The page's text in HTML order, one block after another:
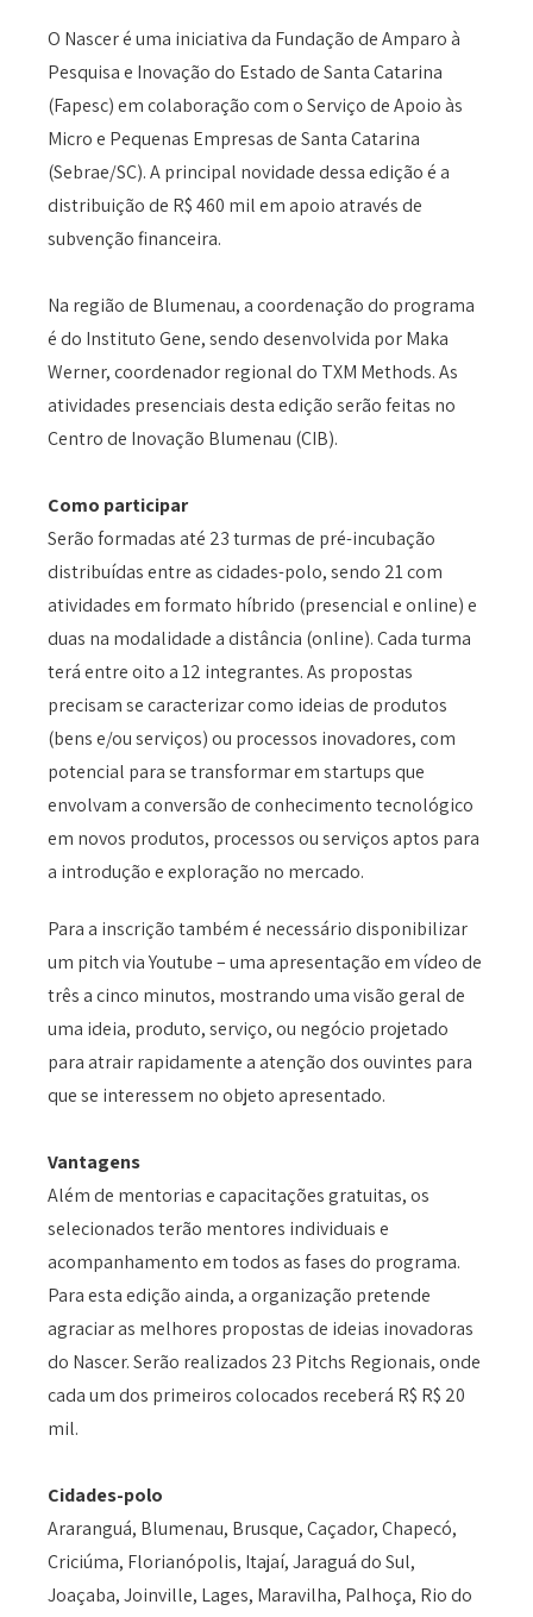
O Nascer é uma iniciativa da Fundação de Amparo à
Pesquisa e Inovação do Estado de Santa Catarina
(Fapesc) em colaboração com o Serviço de Apoio às
Micro e Pequenas Empresas de Santa Catarina
(Sebrae/SC). A principal novidade dessa edição é a
distribuição de R$ 460 mil em apoio através de
subvenção financeira.
Na região de Blumenau, a coordenação do programa
é do Instituto Gene, sendo desenvolvida por Maka
Werner, coordenador regional do TXM Methods. As
atividades presenciais desta edição serão feitas no
Centro de Inovação Blumenau (CIB).
Como participar
Serão formadas até 23 turmas de pré-incubação
distribuídas entre as cidades-polo, sendo 21 com
atividades em formato híbrido (presencial e online) e
duas na modalidade a distância (online). Cada turma
terá entre oito a 12 integrantes. As propostas
precisam se caracterizar como ideias de produtos
(bens e/ou serviços) ou processos inovadores, com
potencial para se transformar em startups que
envolvam a conversão de conhecimento tecnológico
em novos produtos, processos ou serviços aptos para
a introdução e exploração no mercado.
Para a inscrição também é necessário disponibilizar
um pitch via Youtube – uma apresentação em vídeo de
três a cinco minutos, mostrando uma visão geral de
uma ideia, produto, serviço, ou negócio projetado
para atrair rapidamente a atenção dos ouvintes para
que se interessem no objeto apresentado.
Vantagens
Além de mentorias e capacitações gratuitas, os
selecionados terão mentores individuais e
acompanhamento em todos as fases do programa.
Para esta edição ainda, a organização pretende
agraciar as melhores propostas de ideias inovadoras
do Nascer. Serão realizados 23 Pitchs Regionais, onde
cada um dos primeiros colocados receberá R$ R$ 20
mil.
Cidades-polo
Araranguá, Blumenau, Brusque, Caçador, Chapecó,
Criciúma, Florianópolis, Itajaí, Jaraguá do Sul,
Joaçaba, Joinville, Lages, Maravilha, Palhoça, Rio do